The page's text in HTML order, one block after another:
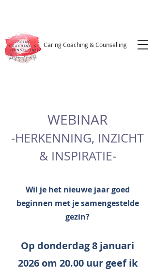
Caring Coaching & Counselling
WEBINAR
-HERKENNING, INZICHT
& INSPIRATIE-
Wil je het nieuwe jaar goed
beginnen met je samengestelde
gezin?
Op donderdag 8 januari
2026 om 20.00 uur geef ik